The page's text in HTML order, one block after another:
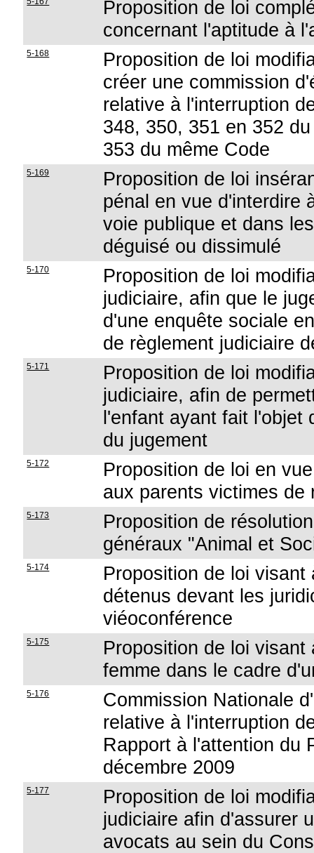
Proposition de loi
concernant l'aptitude à
5-168
Proposition de loi
créer une commission
relative à l'interruption
348, 350, 351 en 352
353 du même Code
5-169
Proposition de loi
pénal en vue d'interdire
voie publique et dans
déguisé ou dissimulé
5-170
Proposition de loi
judiciaire, afin que le
d'une enquête sociale
de règlement judiciaire
5-171
Proposition de loi
judiciaire, afin de
l'enfant ayant fait l'objet
du jugement
5-172
Proposition de loi en
aux parents victimes de
5-173
Proposition de
généraux "Animal et
5-174
Proposition de loi
détenus devant les
viéoconférence
5-175
Proposition de loi
femme dans le cadre
5-176
Commission Nationale
relative à l'interruption
Rapport à l'attention du
décembre 2009
5-177
Proposition de loi
judiciaire afin d'assurer
avocats au sein du